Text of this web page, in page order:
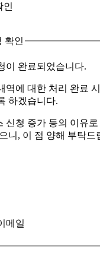
인
확인
이 완료되었습니다.
역에 대한 처리 완료
하겠습니다.
신청 증가 등의 이유로
니, 이 점 양해 부탁드
메일